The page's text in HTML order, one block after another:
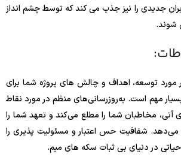
جدیدی را نیز جذب می کند که توسط چشم انداز
شوند.
توسعه، اهداف و چالش های پروژه شما برای
مهم است. به‌روزرسانی‌های منظم در مورد نقاط
مخاطبان شما را مطلع می‌کند و تعهد شما را
می‌دهد. شفافیت حس اعتبار و مسئولیت پذیری را
در دنیای بی ثبات سکه های میم.